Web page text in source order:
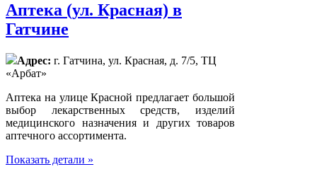
Аптека (ул. Красная) в
Гатчине
Адрес: г. Гатчина, ул. Красная, д. 7/5, ТЦ
«Арбат»
Аптека на улице Красной предлагает большой
выбор лекарственных средств, изделий
медицинского назначения и других товаров
аптечного ассортимента.
Показать детали »